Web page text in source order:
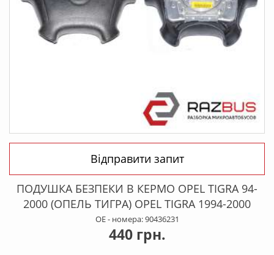
Відправити запит
ПОДУШКА БЕЗПЕКИ В КЕРМО OPEL TIGRA 94-
2000 (ОПЕЛЬ ТИГРА) OPEL TIGRA 1994-2000
OE - номера: 90436231
440 грн.